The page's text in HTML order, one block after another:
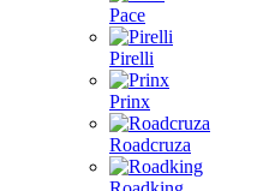
Pace
Pirelli
Prinx
Roadcruza